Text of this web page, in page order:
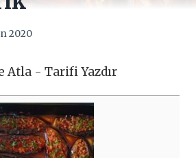
2020
Atla- Tarifi Yazdır